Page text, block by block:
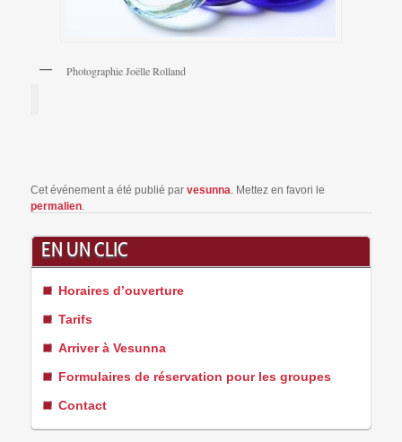
Photographie Joëlle Rolland
Cet événement a été publié parvesunna. Mettez en favori le
permalien.
EN UN CLIC
Horaires d’ouverture
Tarifs
Arriver à Vesunna
Formulaires de réservation pour les groupes
Contact